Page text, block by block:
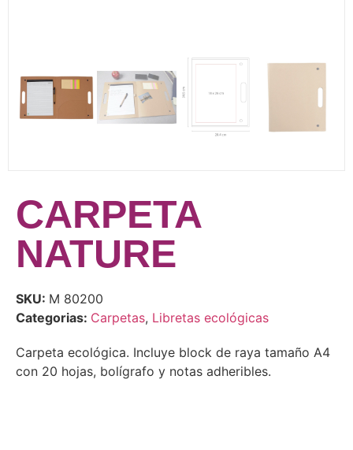
CARPETA
NATURE
SKU: M 80200
Categorias: Carpetas, Libretas ecológicas
Carpeta ecológica. Incluye block de raya tamaño A4
con 20 hojas, bolígrafo y notas adheribles.